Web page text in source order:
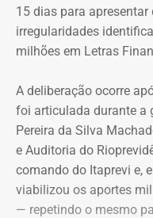
Declaração de
15 dias para
irregularidades
milhões em Letras
A deliberação ocorre
foi articulada durante a
Pereira da Silva
e Auditoria do
comando do Itaprevi e,
viabilizou os aportes
— repetindo o mesmo